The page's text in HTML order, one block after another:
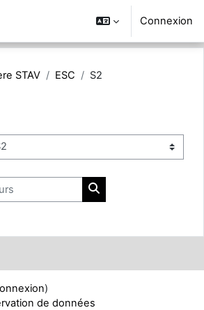
Connexion
STAV ESC S2
Rechercher des cours
)
de données